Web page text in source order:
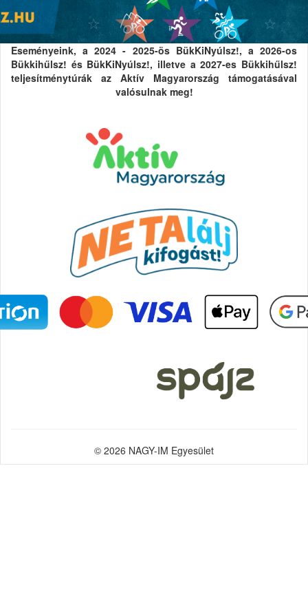
Eseményeink, a 2024 - 2025-ös BükKiNyúlsz!, a 2026-os
Bükkihűlsz! és BükKiNyúlsz!, illetve a 2027-es Bükkihűlsz!
teljesítménytúrák az Aktív Magyarország támogatásával
valósulnak meg!
© 2026 NAGY-IM Egyesület